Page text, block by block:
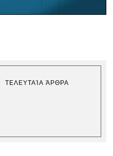
ΤΕΛΕΥΤΑΊΑ ΆΡΘΡΑ